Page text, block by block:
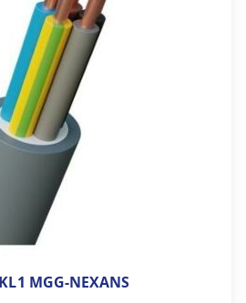
MGG-NEXANS